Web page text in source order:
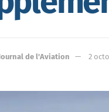
de l'Aviation 2